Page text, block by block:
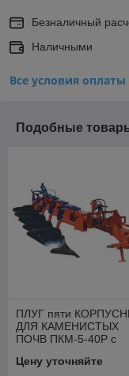
Безналичный
Наличными
Все условия оплаты
Подобные
ПЛУГ пяти
ДЛЯ КАМЕНИСТЫХ
ПОЧВ ПКМ-5-40Р с
захвата корпусов
Цену уточняйте